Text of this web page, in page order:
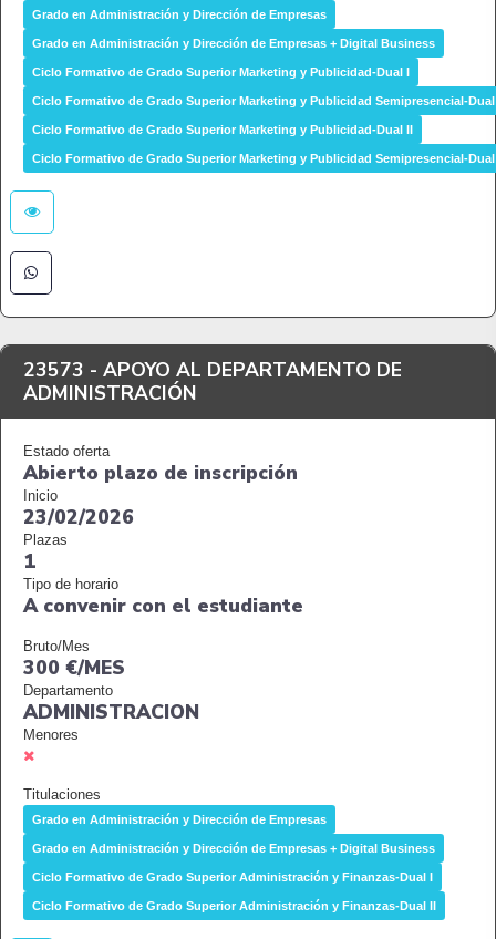
Grado en Administración y Dirección de Empresas
Grado en Administración y Dirección de Empresas + Digital Business
Ciclo Formativo de Grado Superior Marketing y Publicidad-Dual I
Ciclo Formativo de Grado Superior Marketing y Publicidad Semipresencial-Dual
Ciclo Formativo de Grado Superior Marketing y Publicidad-Dual II
Ciclo Formativo de Grado Superior Marketing y Publicidad Semipresencial-Dual
23573 - APOYO AL DEPARTAMENTO DE
ADMINISTRACIÓN
Estado oferta
Abierto plazo de inscripción
Inicio
23/02/2026
Plazas
1
Tipo de horario
A convenir con el estudiante
Bruto/Mes
300 €/MES
Departamento
ADMINISTRACION
Menores
Titulaciones
Grado en Administración y Dirección de Empresas
Grado en Administración y Dirección de Empresas + Digital Business
Ciclo Formativo de Grado Superior Administración y Finanzas-Dual I
Ciclo Formativo de Grado Superior Administración y Finanzas-Dual II